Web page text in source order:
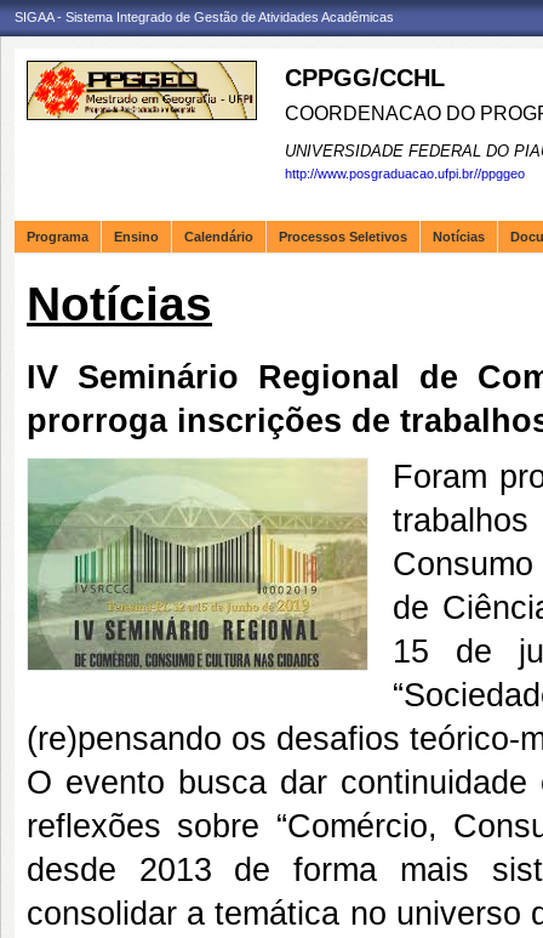
SIGAA - Sistema Integrado de Gestão de Atividades Acadêmicas
CPPGG/CCHL
COORDENACAO DO
UNIVERSIDADE FEDERAL DO
http://www.posgraduacao.ufpi.br//ppggeo
Programa Ensino Calendário Processos Seletivos Notícias
Notícias
IV Seminário Regional de
prorroga inscrições de
Foram
de
15 de
(re)pensando os desafios teórico-
O evento busca dar
reflexões sobre “Comércio,
desde 2013 de forma mais
consolidar a temática no universo